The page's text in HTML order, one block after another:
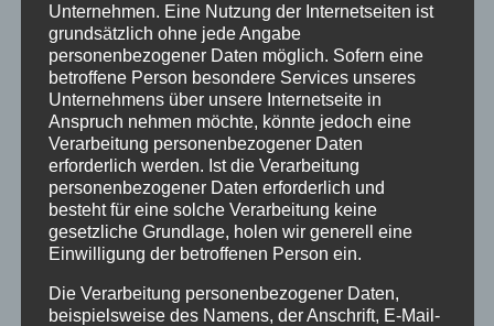
WEINBAUER
Unternehmen. Eine Nutzung der Internetseiten ist
grundsätzlich ohne jede Angabe
personenbezogener Daten möglich. Sofern eine
betroffene Person besondere Services unseres
Unternehmens über unsere Internetseite in
Anspruch nehmen möchte, könnte jedoch eine
Verarbeitung personenbezogener Daten
erforderlich werden. Ist die Verarbeitung
personenbezogener Daten erforderlich und
besteht für eine solche Verarbeitung keine
gesetzliche Grundlage, holen wir generell eine
Einwilligung der betroffenen Person ein.
Die Verarbeitung personenbezogener Daten,
beispielsweise des Namens, der Anschrift, E-Mail-